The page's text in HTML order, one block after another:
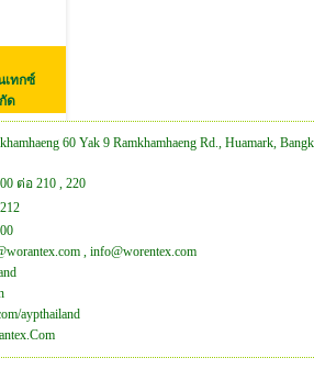
เทกซ์
ด
60 Yak 9 Ramkhamhaeng Rd., Huamark,
ต่อ 210 , 220
, info@worentex.com
aypthailand